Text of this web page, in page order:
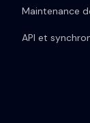
Maintenance
API et